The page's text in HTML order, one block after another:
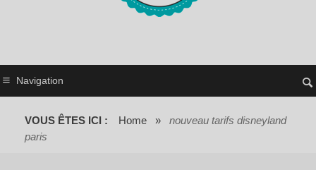
Navigation
VOUS ÊTES ICI : Home »
nouveau tarifs disneyland
paris